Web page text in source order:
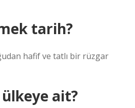
tarih?
hafif ve tatlı bir rüzgar
ait?